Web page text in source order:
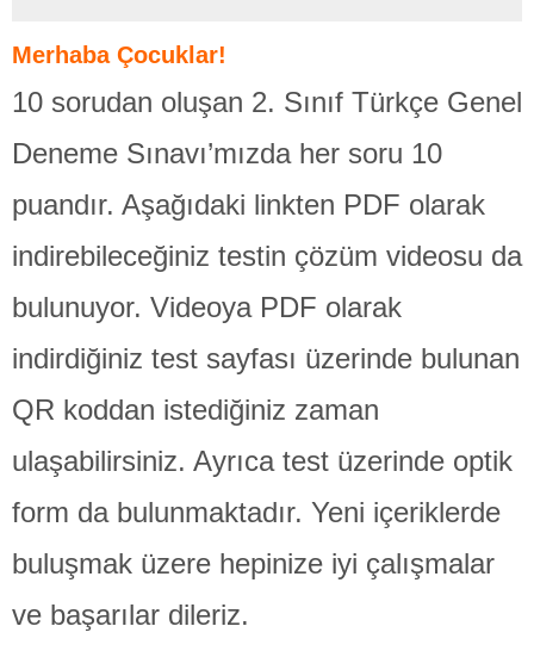
Merhaba Çocuklar!
10 sorudan oluşan 2. Sınıf Türkçe Genel
Deneme Sınavı’mızda her soru 10
puandır. Aşağıdaki linkten PDF olarak
indirebileceğiniz testin çözüm videosu da
bulunuyor. Videoya PDF olarak
indirdiğiniz test sayfası üzerinde bulunan
QR koddan istediğiniz zaman
ulaşabilirsiniz. Ayrıca test üzerinde optik
form da bulunmaktadır. Yeni içeriklerde
buluşmak üzere hepinize iyi çalışmalar
ve başarılar dileriz.